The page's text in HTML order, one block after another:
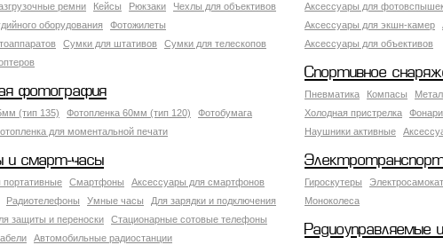
Аксессуары для
Аксессуары для экшн-камер
Аксессуары для объективов
ремни Кейсы Рюкзаки
Чехлы для объективов
оборудования
Фотожилеты
Сумки для штативов
Сумки для телескопов
Спортивное
Пневматика Компасы
Холодная пристрелка
Наушники активные
фотография
(тип 135) Фотопленка 60мм (тип 120)
Фотобумага
для моментальной печати
и смарт-часы
Смартфоны
Аксессуары для смартфонов
Радиотелефоны Умные часы
Для зарядки и подключения
защиты и переноски
Стационарные сотовые телефоны
Автомобильные радиостанции
Гироскутеры
Моноколеса
Радиоуправляемые